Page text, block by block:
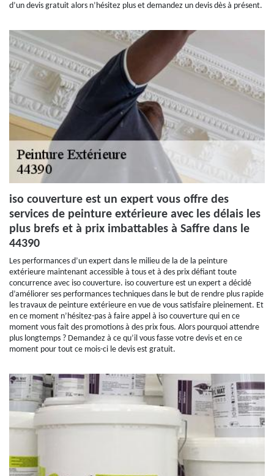
d’un devis gratuit alors n’hésitez plus et demandez un devis dès à présent.
iso couverture est un expert vous offre des
services de peinture extérieure avec les délais les
plus brefs et à prix imbattables à Saffre dans le
44390
Les performances d’un expert dans le milieu de la de la peinture
extérieure maintenant accessible à tous et à des prix défiant toute
concurrence avec iso couverture. iso couverture est un expert a décidé
d’améliorer ses performances techniques dans le but de rendre plus rapide
les travaux de peinture extérieure en vue de vous satisfaire pleinement. Et
en ce moment n’hésitez-pas à faire appel à iso couverture qui en ce
moment vous fait des promotions à des prix fous. Alors pourquoi attendre
plus longtemps ? Demandez à ce qu’il vous fasse votre devis et en ce
moment pour tout ce mois-ci le devis est gratuit.